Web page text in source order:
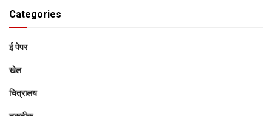
Categories
ई पेपर
खेल
चित्रालय